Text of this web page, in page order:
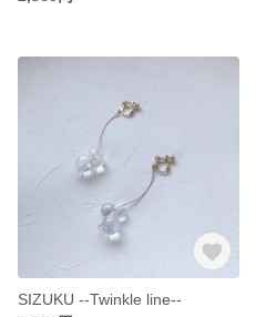
SIZUKU --Twinkle line--